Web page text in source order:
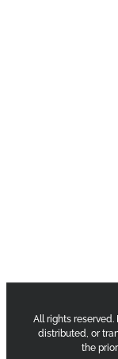
All rights
distributed, or
the